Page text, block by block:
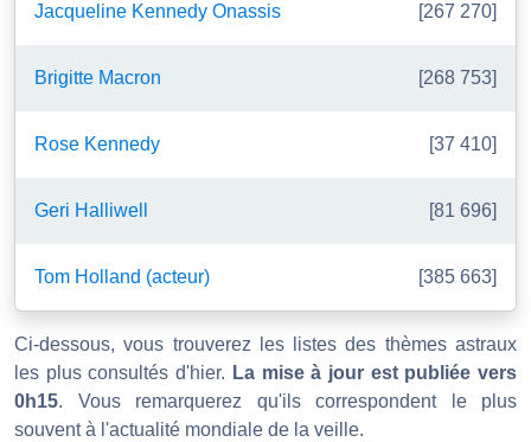
Jacqueline Kennedy Onassis [267 270]
Brigitte Macron [268 753]
Rose Kennedy [37 410]
Geri Halliwell [81 696]
Tom Holland (acteur) [385 663]
Ci-dessous, vous trouverez les listes des thèmes astraux
les plus consultés d'hier. La mise à jour est publiée vers
0h15. Vous remarquerez qu'ils correspondent le plus
souvent à l'actualité mondiale de la veille.